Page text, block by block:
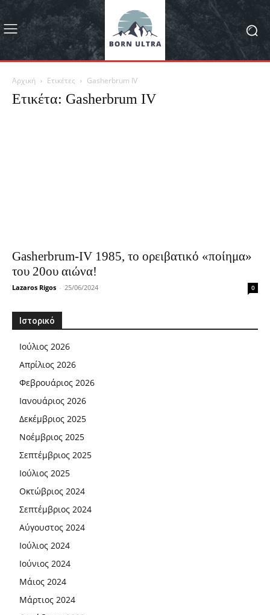
Αρχική Ετικέτες Gasherbrum IV
Ετικέτα: Gasherbrum IV
Gasherbrum-IV 1985, το ορειβατικό «ποίημα»
του 20ου αιώνα!
Lazaros Rigos - 25/06/2024 0
Ιστορικό
Ιούλιος 2026
Απρίλιος 2026
Φεβρουάριος 2026
Ιανουάριος 2026
Δεκέμβριος 2025
Νοέμβριος 2025
Σεπτέμβριος 2025
Ιούλιος 2025
Οκτώβριος 2024
Σεπτέμβριος 2024
Αύγουστος 2024
Ιούλιος 2024
Ιούνιος 2024
Μάιος 2024
Μάρτιος 2024